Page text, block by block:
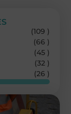
(109 )
(66 )
(45 )
(32 )
(26 )